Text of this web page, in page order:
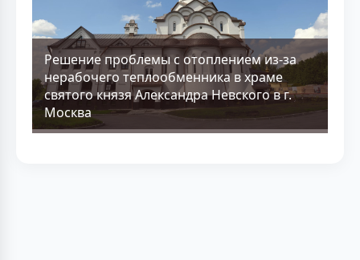
Решение проблемы с отоплением из-за
нерабочего теплообменника в храме
святого князя Александра Невского в г.
Москва